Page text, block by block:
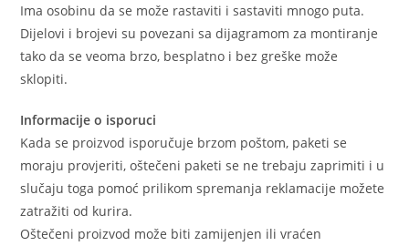
Ima osobinu da se može rastaviti i sastaviti mnogo puta.
Dijelovi i brojevi su povezani sa dijagramom za montiranje
tako da se veoma brzo, besplatno i bez greške može
sklopiti.
Informacije o isporuci
Kada se proizvod isporučuje brzom poštom, paketi se
moraju provjeriti, oštečeni paketi se ne trebaju zaprimiti i u
slučaju toga pomoć prilikom spremanja reklamacije možete
zatražiti od kurira.
Oštečeni proizvod može biti zamijenjen ili vraćen